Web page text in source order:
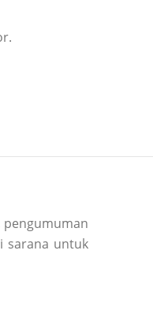
pengumuman
sarana untuk